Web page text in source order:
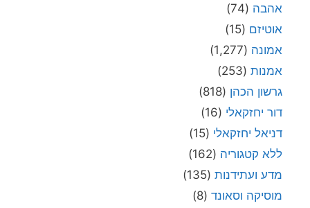
אהבה (74)
אוטיזם (15)
אמונה (1,277)
אמנות (253)
גרשון הכהן (818)
דור יחזקאלי (16)
דניאל יחזקאלי (15)
ללא קטגוריה (162)
מדע ועתידנות (135)
מוסיקה וסאונד (8)